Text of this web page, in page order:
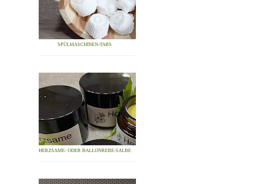
SPÜLMASCHINEN-TABS
HERZSAME- ODER BALLONREBE-SALBE